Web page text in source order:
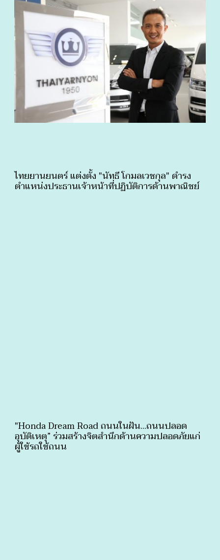
ไทยยานยนตร์ แต่งตั้ง "นัทธี โกมลเวชกุล" ดำรง
ตำแหน่งประธานเจ้าหน้าที่ปฏิบัติการด้านพาณิชย์
"Honda Dream Road ถนนในฝัน...ถนนปลอด
อุบัติเหตุ” ร่วมสร้างจิตสำนึกด้านความปลอดภัยแก่
ผู้ใช้รถใช้ถนน